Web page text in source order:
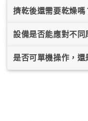
擠乾後還需要乾燥嗎
設備是否能應對不同
是否可單機操作，還